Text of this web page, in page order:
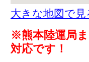
大きな地図で見
※熊本陸運局
対応です！